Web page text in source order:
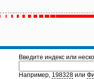
Введите индекс или
Например, 198328 или